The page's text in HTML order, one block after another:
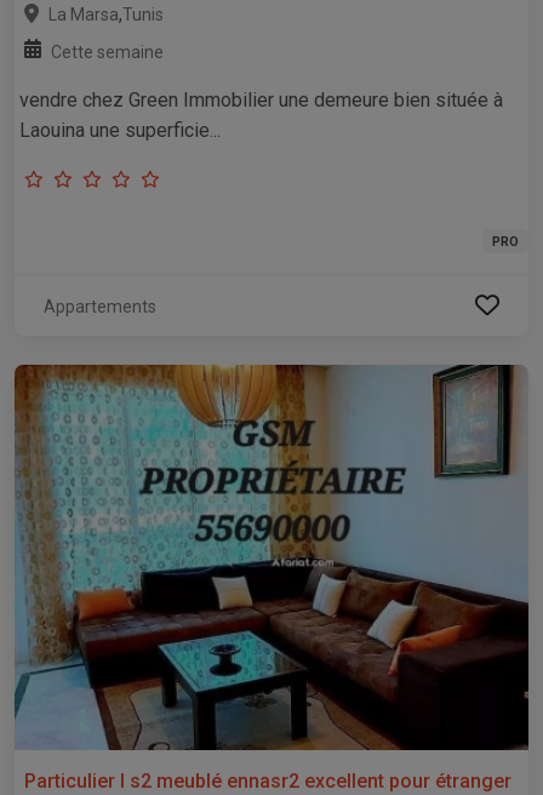
La Marsa,Tunis
Cette semaine
vendre chez Green Immobilier une demeure bien située à
Laouina une superficie...
PRO
Appartements
Particulier l s2 meublé ennasr2 excellent pour étranger